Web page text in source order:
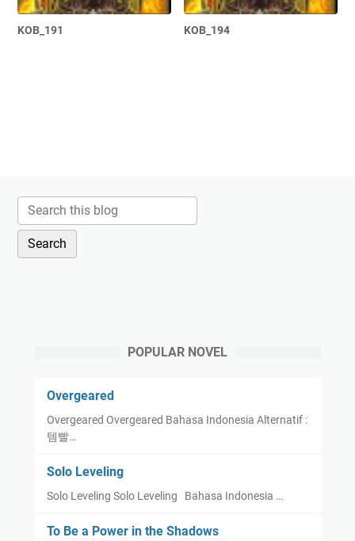
KOB_191 KOB_194
POPULAR NOVEL
Overgeared
Overgeared Overgeared Bahasa Indonesia Alternatif :
템빨…
Solo Leveling
Solo Leveling Solo Leveling Bahasa Indonesia …
To Be a Power in the Shadows